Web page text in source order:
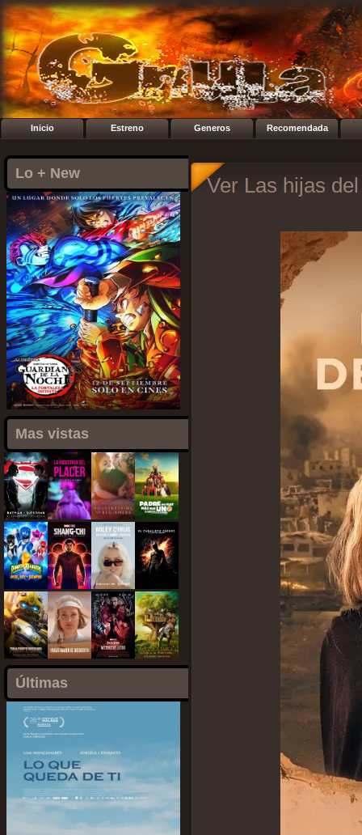
Inicio Estreno Generos Recomendada
Lo + New
Mas vistas
Últimas
Ver Las hijas